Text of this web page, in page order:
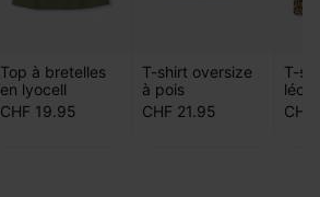
Top à bretelles
en lyocell
CHF 19.95
T-shirt oversize
à pois
CHF 21.95
T-